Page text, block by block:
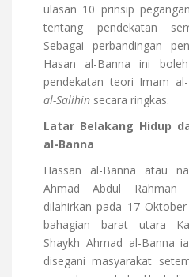
ulasan 10 prinsip
tentang pendekatan
Sebagai perbandingan
Hasan al-Banna ini
pendekatan teori Imam
al-Salihin secara ringkas.
Latar Belakang Hidup
al-Banna
Hassan al-Banna atau
Ahmad Abdul Rahman
dilahirkan pada 17
bahagian barat utara
Shaykh Ahmad al-Banna
disegani masyarakat